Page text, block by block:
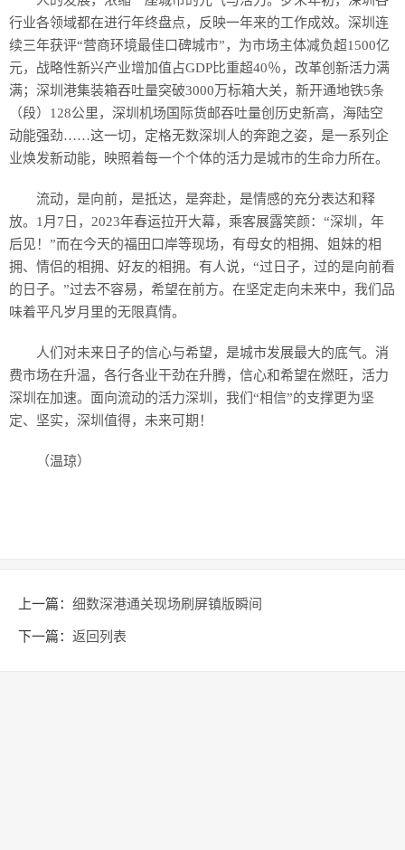
行业各领域都在进行年终盘点，反映一年来的工作成效。深圳连
续三年获评“营商环境最佳口碑城市”，为市场主体减负超1500亿
元，战略性新兴产业增加值占GDP比重超40％，改革创新活力满
满；深圳港集装箱吞吐量突破3000万标箱大关，新开通地铁5条
（段）128公里，深圳机场国际货邮吞吐量创历史新高，海陆空
动能强劲……这一切，定格无数深圳人的奔跑之姿，是一系列企
业焕发新动能，映照着每一个个体的活力是城市的生命力所在。
流动，是向前，是抵达，是奔赴，是情感的充分表达和释
放。1月7日，2023年春运拉开大幕，乘客展露笑颜：“深圳，年
后见！”而在今天的福田口岸等现场，有母女的相拥、姐妹的相
拥、情侣的相拥、好友的相拥。有人说，“过日子，过的是向前看
的日子。”过去不容易，希望在前方。在坚定走向未来中，我们品
味着平凡岁月里的无限真情。
人们对未来日子的信心与希望，是城市发展最大的底气。消
费市场在升温，各行各业干劲在升腾，信心和希望在燃旺，活力
深圳在加速。面向流动的活力深圳，我们“相信”的支撑更为坚
定、坚实，深圳值得，未来可期！
（温琼）
上一篇： 细数深港通关现场刷屏镇版瞬间
下一篇： 返回列表